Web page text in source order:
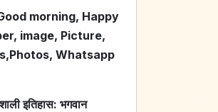
morning, Happy
image, Picture,
Whatsapp
इतिहास: भगवान